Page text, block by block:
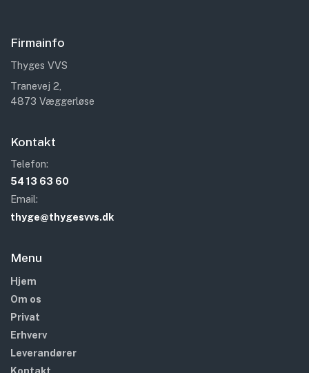
Firmainfo
Thyges VVS
Tranevej 2,
4873 Væggerløse
Kontakt
Telefon:
54 13 63 60
Email:
thyge@thygesvvs.dk
Menu
Hjem
Om os
Privat
Erhverv
Leverandører
Kontakt